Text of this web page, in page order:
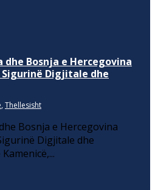
dhe Bosnja e Hercegovina
Digjitale dhe
, Thellesisht
Bosnja e Hercegovina
Digjitale dhe